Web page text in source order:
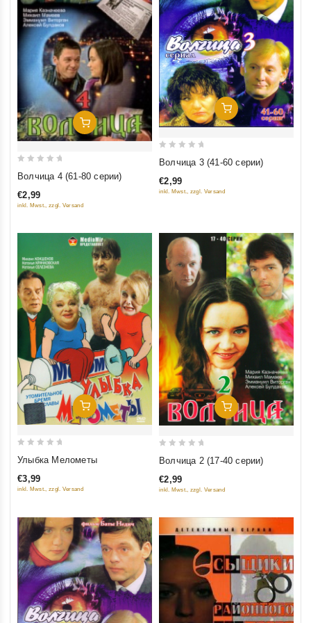
Добавить В Корзину
of
Волчица 4 (61-80 серии)
€2,99
inkl. Mwst., zzgl. Versand
Добавить В Корзину
of
Волчица 3 (41-60 серии)
€2,99
inkl. Mwst., zzgl. Versand
Добавить В Корзину
of
Улыбка Мелометы
€3,99
inkl. Mwst., zzgl. Versand
Добавить В Корзину
of
Волчица 2 (17-40 серии)
€2,99
inkl. Mwst., zzgl. Versand